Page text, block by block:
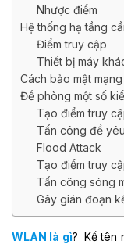
Nhược điểm
Hệ thống hạ tầng
Điểm truy cập
Thiết bị máy
Cách bảo mật
Đề phòng một số
Tạo điểm truy
Tấn công đề
Flood Attack
Tạo điểm truy
Tấn công sóng
Gây gián đoạn
WLAN là gì? Kể tên